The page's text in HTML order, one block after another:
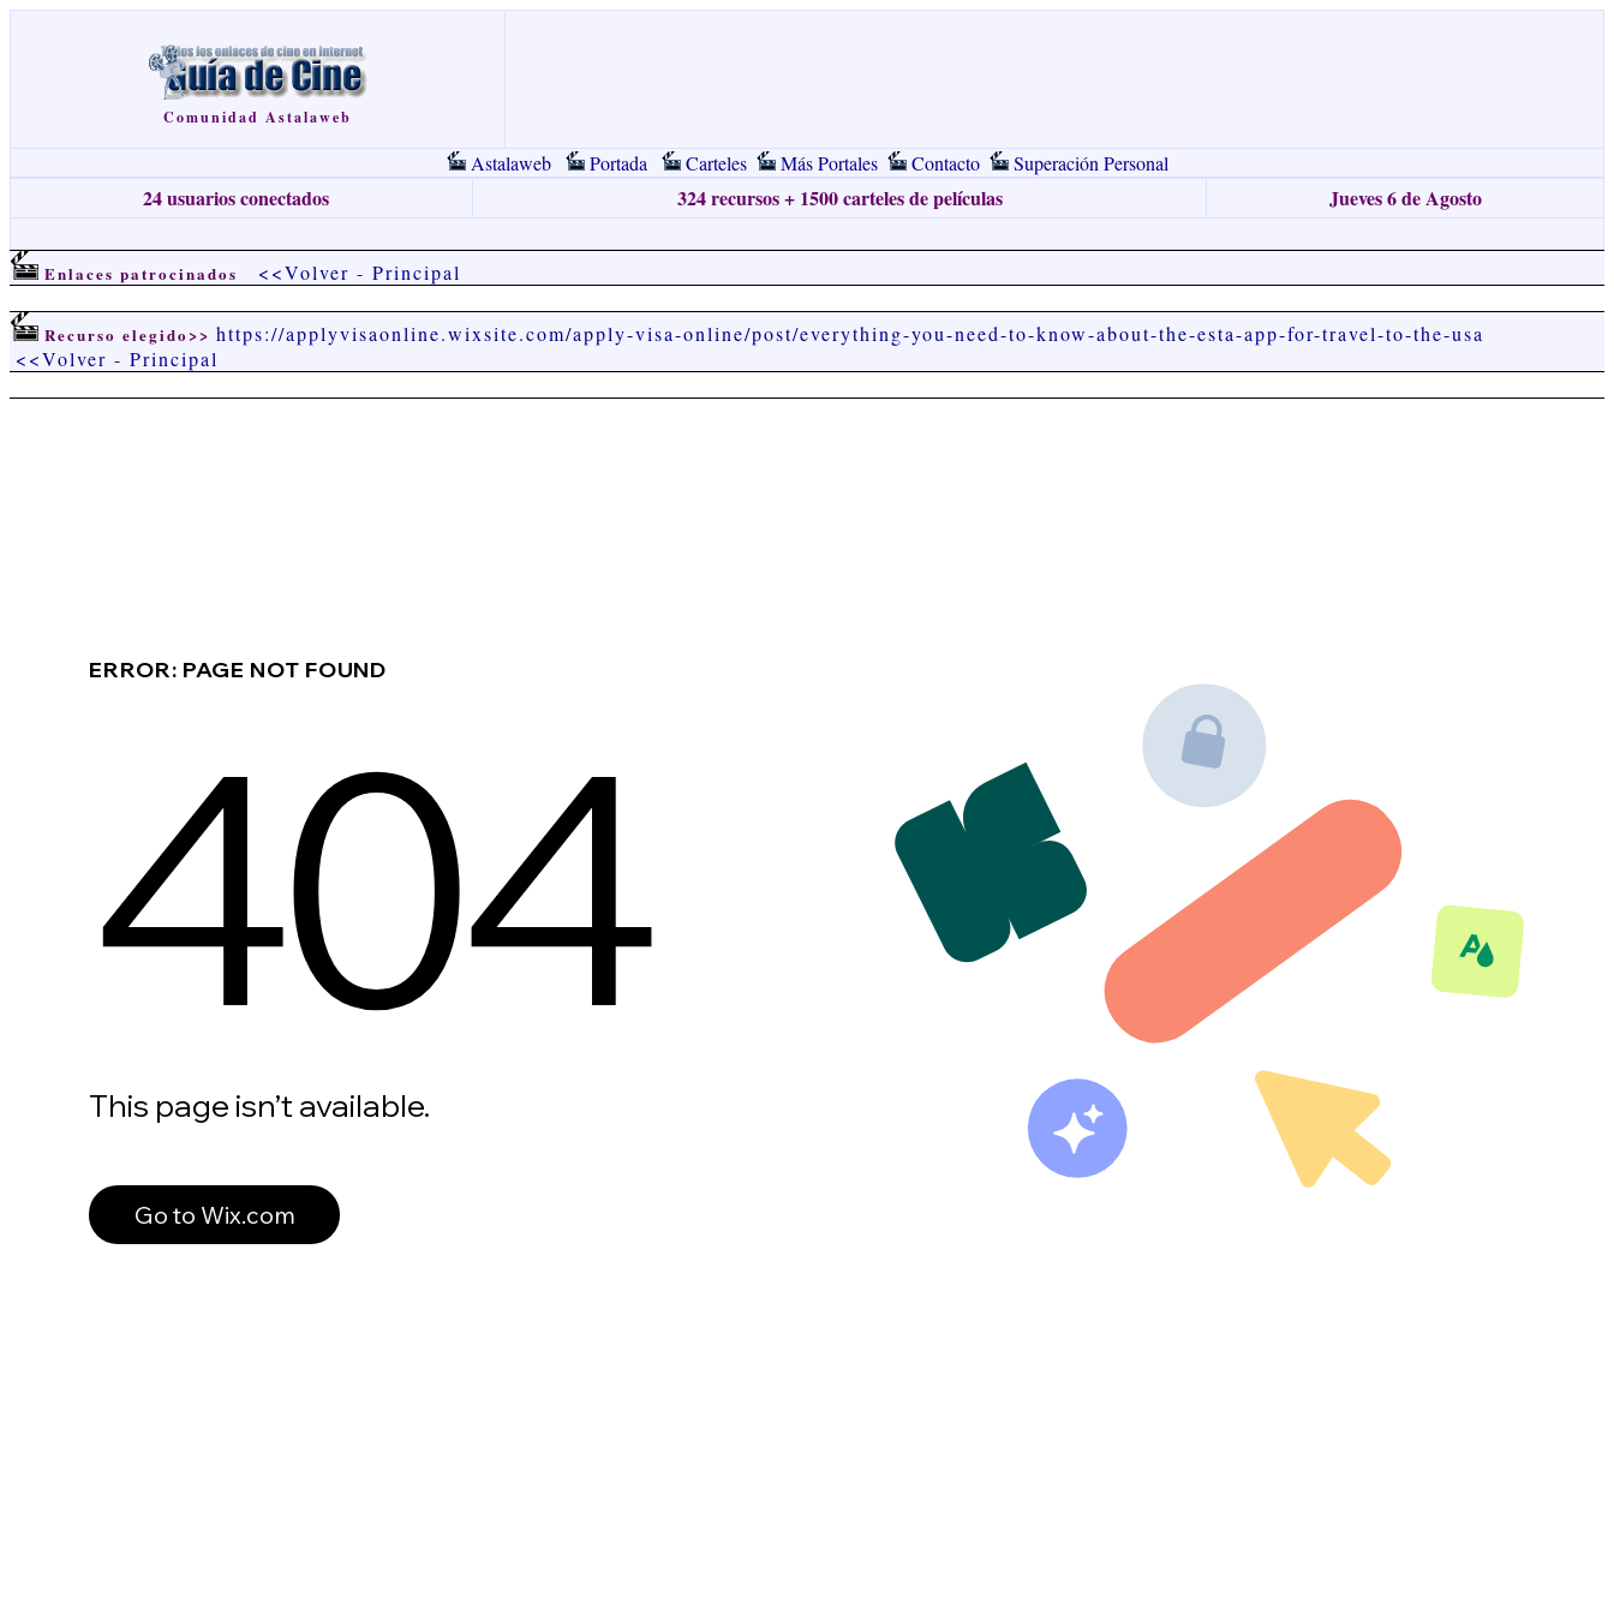
Comunidad Astalaweb
Astalaweb Portada Carteles Más Portales Contacto Superación Personal
24 usuarios conectados 324 recursos + 1500 carteles de películas Jueves 6 de Agosto
Enlaces patrocinados <<Volver - Principal
Recurso elegido>> https://applyvisaonline.wixsite.com/apply-visa-online/post/everything-you-need-to-know-about-the-esta-app-for-travel-to-the-usa
<<Volver - Principal